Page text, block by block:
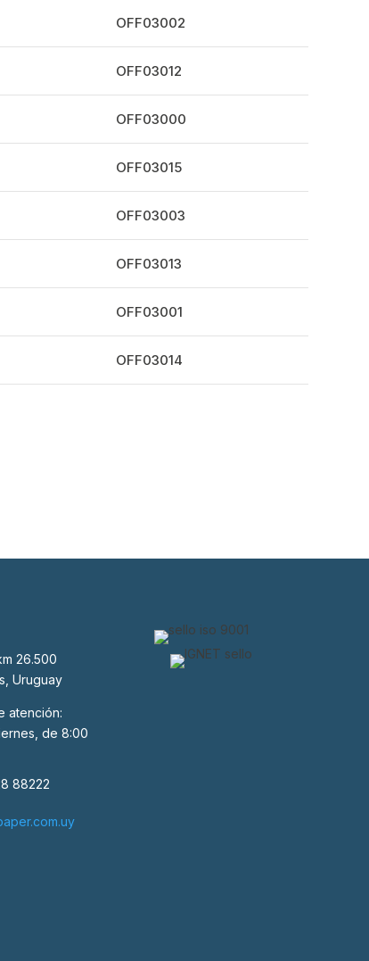
OFF03002
OFF03012
OFF03000
OFF03015
OFF03003
OFF03013
OFF03001
OFF03014
26.500
Uruguay
atención:
de 8:00
88222